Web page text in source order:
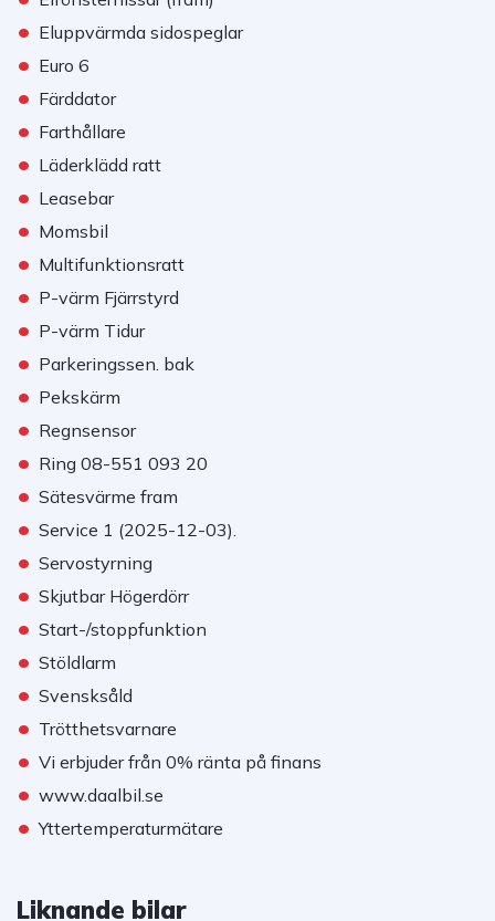
• Eluppvärmda sidospeglar
• Euro 6
• Färddator
• Farthållare
• Läderklädd ratt
• Leasebar
• Momsbil
• Multifunktionsratt
• P-värm Fjärrstyrd
• P-värm Tidur
• Parkeringssen. bak
• Pekskärm
• Regnsensor
• Ring 08-551 093 20
• Sätesvärme fram
• Service 1 (2025-12-03).
• Servostyrning
• Skjutbar Högerdörr
• Start-/stoppfunktion
• Stöldlarm
• Svensksåld
• Trötthetsvarnare
• Vi erbjuder från 0% ränta på finans
• www.daalbil.se
• Yttertemperaturmätare
Liknande bilar